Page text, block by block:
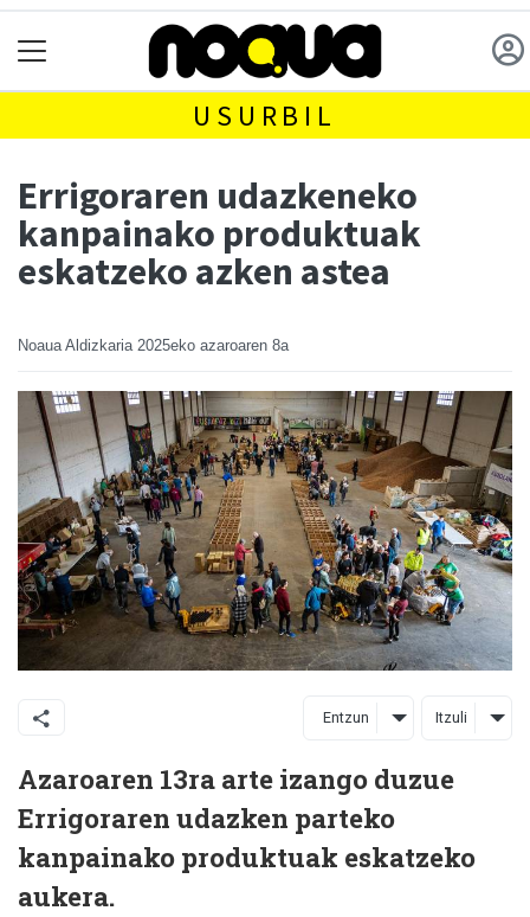
USURBIL
Errigoraren udazkeneko
kanpainako produktuak
eskatzeko azken astea
Noaua Aldizkaria 2025eko azaroaren 8a
Entzun Itzuli
Azaroaren 13ra arte izango duzue
Errigoraren udazken parteko
kanpainako produktuak eskatzeko
aukera.